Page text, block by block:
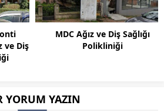
ve Diş
MDC Ağız ve Diş Sağlığı
Polikliniği
YORUM YAZIN